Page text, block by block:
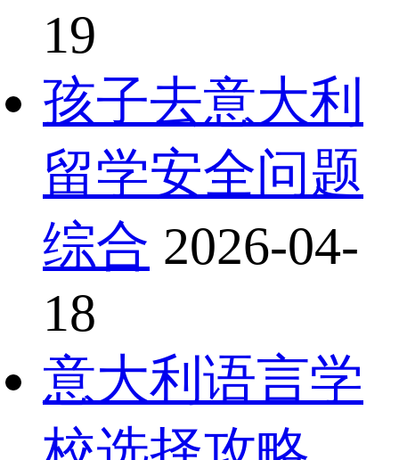
19
孩子去意大利
留学安全问题
综合 2026-04-
18
意大利语言学